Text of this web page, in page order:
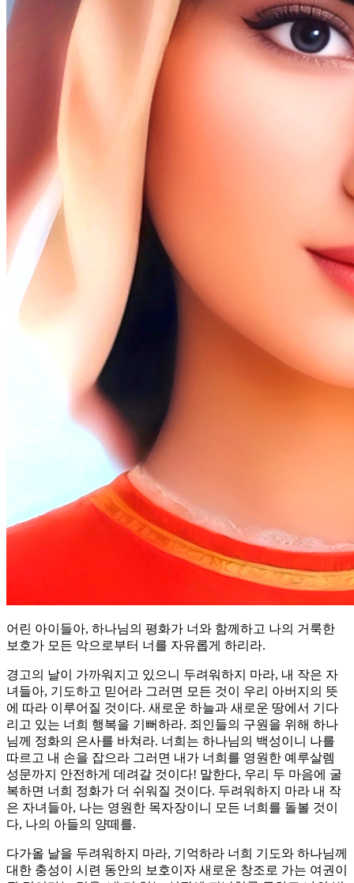
어린 아이들아, 하나님의 평화가 너와 함께하고 나의 거룩한
보호가 모든 악으로부터 너를 자유롭게 하리라.
경고의 날이 가까워지고 있으니 두려워하지 마라, 내 작은 자
녀들아, 기도하고 믿어라 그러면 모든 것이 우리 아버지의 뜻
에 따라 이루어질 것이다. 새로운 하늘과 새로운 땅에서 기다
리고 있는 너희 행복을 기뻐하라. 죄인들의 구원을 위해 하나
님께 정화의 은사를 바쳐라. 너희는 하나님의 백성이니 나를
따르고 내 손을 잡으라 그러면 내가 너희를 영원한 예루살렘
성문까지 안전하게 데려갈 것이다! 말한다, 우리 두 마음에 굴
복하면 너희 정화가 더 쉬워질 것이다. 두려워하지 마라 내 작
은 자녀들아, 나는 영원한 목자장이니 모든 너희를 돌볼 것이
다, 나의 아들의 양떼를.
다가올 날을 두려워하지 마라, 기억하라 너희 기도와 하나님께
대한 충성이 시련 동안의 보호이자 새로운 창조로 가는 여권이